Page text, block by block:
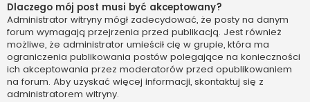
Dlaczego mój post musi być akceptowany?
Administrator witryny mógł zadecydować, że posty na danym
forum wymagają przejrzenia przed publikacją. Jest również
możliwe, że administrator umieścił cię w grupie, która ma
ograniczenia publikowania postów polegające na konieczności
ich akceptowania przez moderatorów przed opublikowaniem
na forum. Aby uzyskać więcej informacji, skontaktuj się z
administratorem witryny.